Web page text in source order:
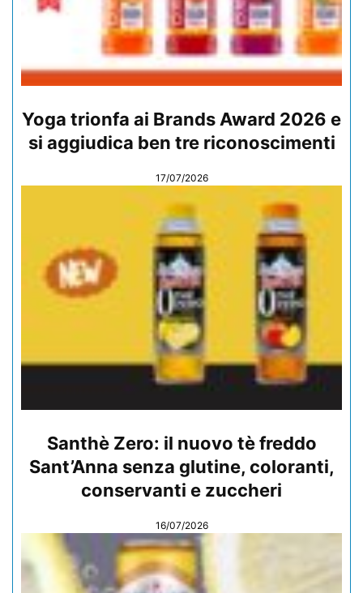
Yoga trionfa ai Brands Award 2026 e
si aggiudica ben tre riconoscimenti
17/07/2026
Santhè Zero: il nuovo tè freddo
Sant’Anna senza glutine, coloranti,
conservanti e zuccheri
16/07/2026